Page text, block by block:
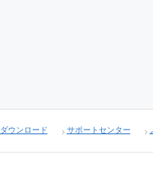
ダウンロード サポートセンター